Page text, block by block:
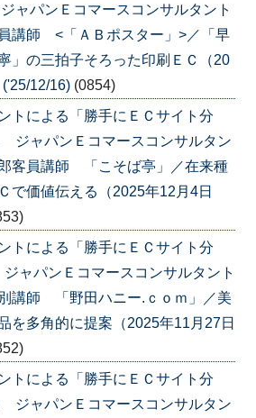
ャパンＥコマースコンサルタント
講師 <「ＡＢポスター」>／「早
」の三拍子そろった印刷ＥＣ（20
12/16) (0854)
トによる「勝手にＥＣサイト分
ャパンＥコマースコンサルタン
客員講師 「こそば亭」／在来種
で価値伝える（2025年12月4日
トによる「勝手にＥＣサイト分
ャパンＥコマースコンサルタント
講師 「野田ハニー.ｃｏｍ」／美
を多角的に提案（2025年11月27日
トによる「勝手にＥＣサイト分
ャパンＥコマースコンサルタン